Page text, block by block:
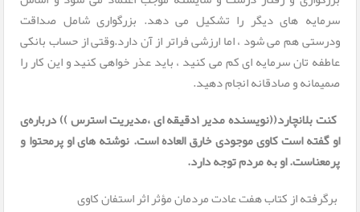
سرمایه های دیگر را تشکیل می دهد. بزرگواری شامل صداقت
ودرستی هم می شود ، اما ارزشی فراتر از آن دارد.وقتی از حساب بانکی
عاطفه تان سرمایه ای کم می کنید ، باید عذر خواهی کنید و این کار را
صمیمانه و صادقانه انجام دهید.
کنت بلانچارد((نویسنده مدیر ۱دقیقه ای ،مدیریت استرس )) درباره‌ی
او گفته است کاوی موجودی خارق العاده است. نوشته های او پرمحتوا و
پرمعناست. او به مردم توجه دارد.
برگرفته از کتاب هفت عادت مردمان مؤثر اثر استفان کاوی